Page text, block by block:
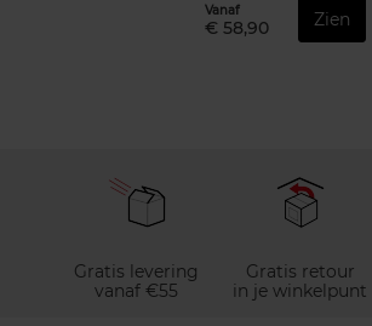
Vanaf
€ 58,90 Zien
Gratis levering
vanaf €55
Gratis retour
in je winkelpunt